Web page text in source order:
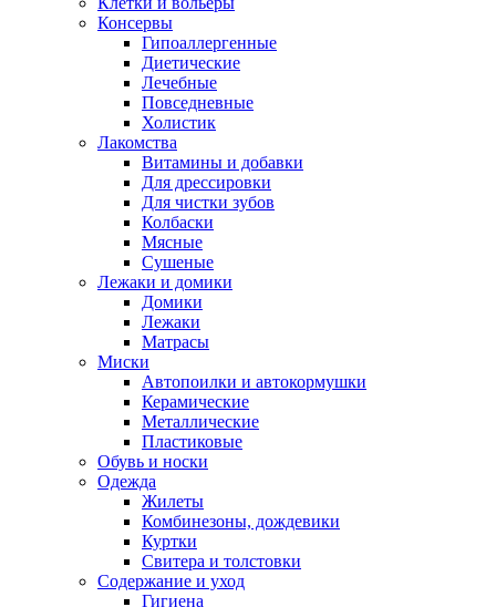
Консервы
Гипоаллергенные
Диетические
Лечебные
Повседневные
Холистик
Лакомства
Витамины и добавки
Для дрессировки
Для чистки зубов
Колбаски
Мясные
Сушеные
Лежаки и домики
Домики
Лежаки
Матрасы
Миски
Автопоилки и автокормушки
Керамические
Металлические
Пластиковые
Обувь и носки
Одежда
Жилеты
Комбинезоны, дождевики
Куртки
Свитера и толстовки
Содержание и уход
Гигиена